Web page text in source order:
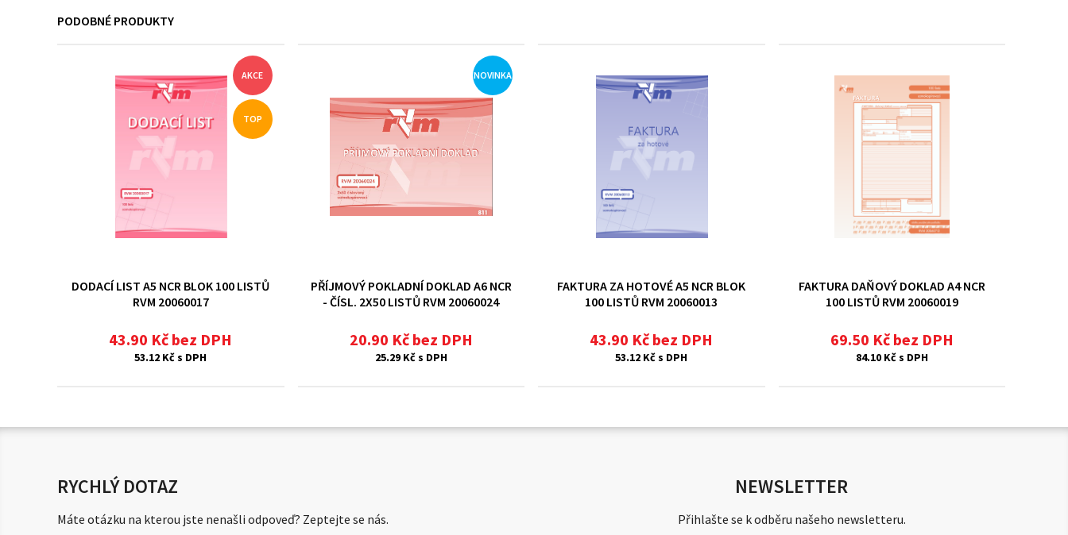
PODOBNÉ PRODUKTY
AKCE
TOP
DODACÍ LIST A5 NCR BLOK 100 LISTŮ
RVM 20060017
43.90 Kč bez DPH
53.12 Kč s DPH
NOVINKA
PŘÍJMOVÝ POKLADNÍ DOKLAD A6 NCR
- ČÍSL. 2X50 LISTŮ RVM 20060024
20.90 Kč bez DPH
25.29 Kč s DPH
FAKTURA ZA HOTOVÉ A5 NCR BLOK
100 LISTŮ RVM 20060013
43.90 Kč bez DPH
53.12 Kč s DPH
FAKTURA DAŇOVÝ DOKLAD A4 NCR
100 LISTŮ RVM 20060019
69.50 Kč bez DPH
84.10 Kč s DPH
RYCHLÝ DOTAZ
Máte otázku na kterou jste nenašli odpoveď? Zeptejte se nás.
NEWSLETTER
Přihlašte se k odběru našeho newsletteru.